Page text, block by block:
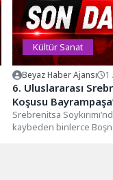
Kültür Sanat
Beyaz Haber Ajansı 1
6. Uluslararası
Koşusu
gerçekleştirildi
Srebrenitsa
kaybeden binlerce